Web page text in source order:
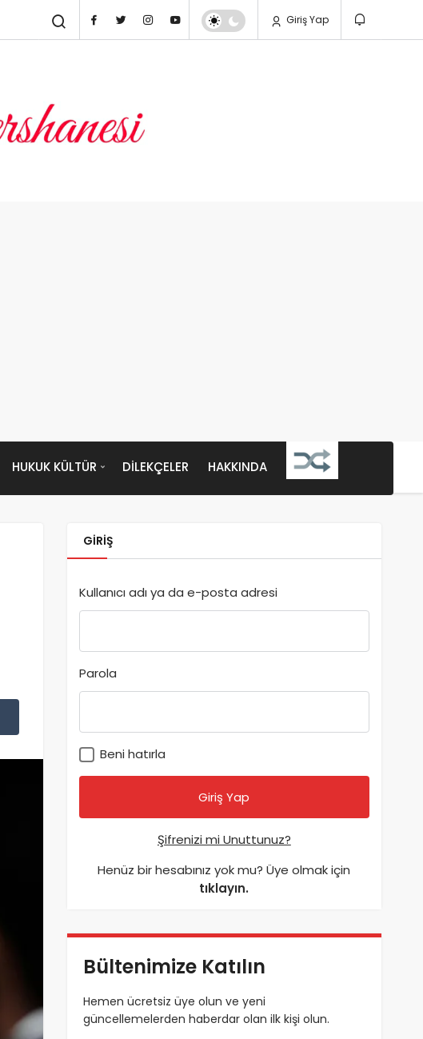
Giriş Yap
HUKUK KÜLTÜR DILEKÇELER HAKKINDA
GIRIŞ
Kullanıcı adı ya da e-posta adresi
Parola
Beni hatırla
Şifrenizi mi Unuttunuz?
Henüz bir hesabınız yok mu? Üye olmak için
tıklayın.
Bültenimize Katılın
Hemen ücretsiz üye olun ve yeni
güncellemelerden haberdar olan ilk kişi olun.